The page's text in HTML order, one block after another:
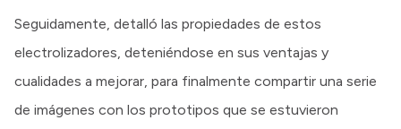
Seguidamente, detalló las propiedades de estos
electrolizadores, deteniéndose en sus ventajas y
cualidades a mejorar, para finalmente compartir una serie
de imágenes con los prototipos que se estuvieron